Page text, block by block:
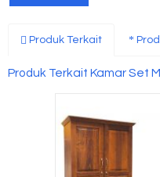
Produk Terkait
Produk Terkait Kamar Set